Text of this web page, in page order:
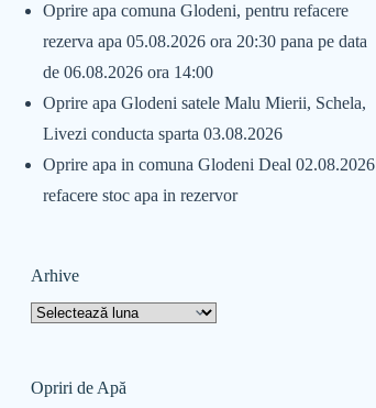
Oprire apa comuna Glodeni, pentru refacere
rezerva apa 05.08.2026 ora 20:30 pana pe data
de 06.08.2026 ora 14:00
Oprire apa Glodeni satele Malu Mierii, Schela,
Livezi conducta sparta 03.08.2026
Oprire apa in comuna Glodeni Deal 02.08.2026
refacere stoc apa in rezervor
Arhive
Opriri de Apă